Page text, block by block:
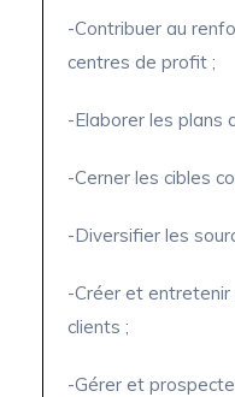
-Contribuer au
centres de profit ;
-Elaborer les plans
-Cerner les cibles
-Diversifier les
-Créer et entretenir
clients ;
-Gérer et